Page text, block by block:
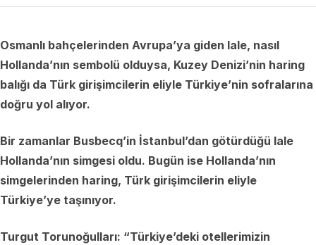
Osmanlı bahçelerinden Avrupa’ya giden lale, nasıl
Hollanda’nın sembolü olduysa, Kuzey Denizi’nin haring
balığı da Türk girişimcilerin eliyle Türkiye’nin sofralarına
doğru yol alıyor.
Bir zamanlar Busbecq’in İstanbul’dan götürdüğü lale
Hollanda’nın simgesi oldu. Bugün ise Hollanda’nın
simgelerinden haring, Türk girişimcilerin eliyle
Türkiye’ye taşınıyor.
Turgut Torunoğulları: “Türkiye’deki otellerimizin